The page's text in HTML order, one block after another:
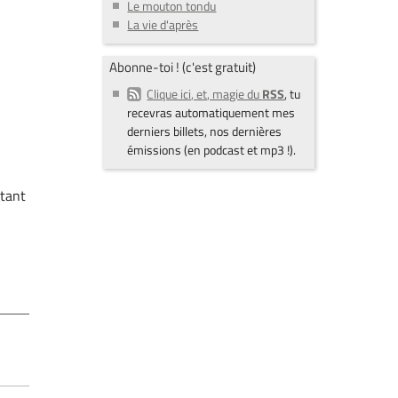
Le mouton tondu
La vie d'après
Abonne-toi ! (c'est gratuit)
Clique ici, et, magie duRSS, tu
recevras automatiquement mes
derniers billets, nos dernières
émissions (en podcast et mp3 !).